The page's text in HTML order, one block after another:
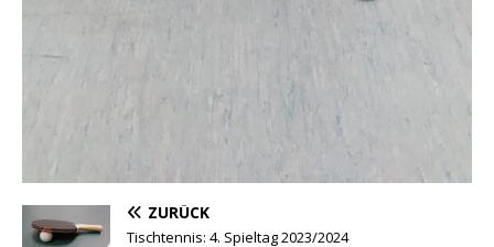
ZURÜCK
Tischtennis: 4. Spieltag 2023/2024